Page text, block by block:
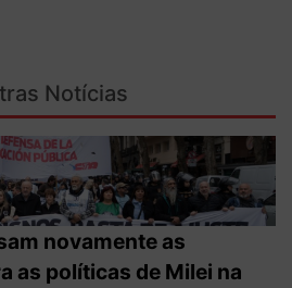
Notícias
novamente as
as políticas de Milei na